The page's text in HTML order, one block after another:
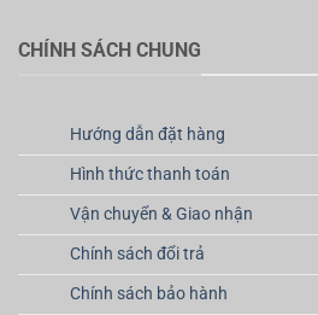
CHÍNH SÁCH CHUNG
Hướng dẫn đặt hàng
Hình thức thanh toán
Vận chuyển & Giao nhận
Chính sách đổi trả
Chính sách bảo hành